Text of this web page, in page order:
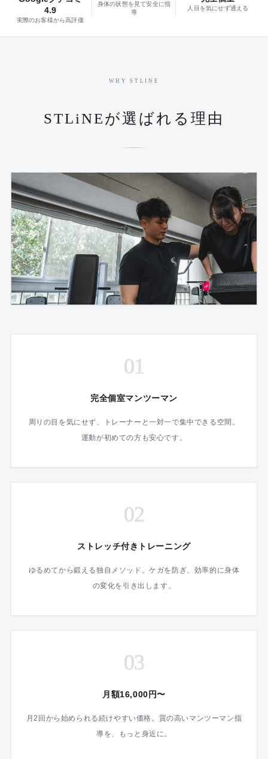
4.9
実際のお客様から高評価
身体の状態を見て安全に指
導
人目を気にせず通える
WHY STLINE
STLiNEが選ばれる理由
01
完全個室マンツーマン
周りの目を気にせず、トレーナーと一対一で集中できる空間。
運動が初めての方も安心です。
02
ストレッチ付きトレーニング
ゆるめてから鍛える独自メソッド。ケガを防ぎ、効率的に身体
の変化を引き出します。
03
月額16,000円〜
月2回から始められる続けやすい価格。質の高いマンツーマン指
導を、もっと身近に。